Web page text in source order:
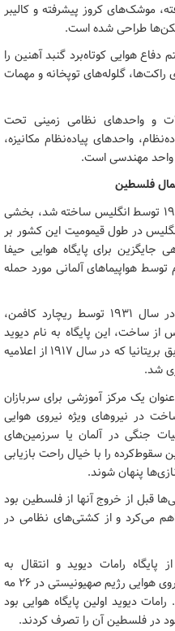
موشک‌های کروز پیشرفته و کالیبر
طراحی شده است.
هوایی کوتاه‌برد گنبد آهنین را
گلوله‌های توپخانه و مهمات
و واحدهای نظامی زمینی تحت
واحدهای پیاده‌نظام مکانیزه،
واحد مهندسی است.
فلسطین
پایگاه هوایی رامات دیوید که در سال ۱۹۴۲ توسط انگلیس ساخته شد، بخشی
در طول قیمومیت این کشور بر
جایگزین برای پایگاه هوایی حیفا
هواپیماهای آلمانی مورد حمله
طرح‌های ساختمان پایگاه رامات دیوید در سال ۱۹۳۱ توسط ریچارد کافمن،
ساخت، این پایگاه به نام دیوید
لوید جورج، وزیر جنگ و نخست وزیر سابق بریتانیا که در سال ۱۹۱۷ از اعلامیه
شد.
یک مرکز آموزشی برای سربازان
در نیروهای ویژه نیروی هوایی
جنگی در آلمان یا سرزمین‌های
سقوط‌کرده را با خیال راحت بازیابی
پنهان شوند.
قبل از خروج آنها از فلسطین بود
می‌کرد و از کشتی‌های نظامی در
پایگاه رامات دیوید و انتقال به
پایگاه‌های خود در قبرس و کانال سوئز نیروی هوایی رژیم صهیونیستی در ۲۶ مه
رامات دیوید اولین پایگاه هوایی بود
در فلسطین آن را تصرف کردند.